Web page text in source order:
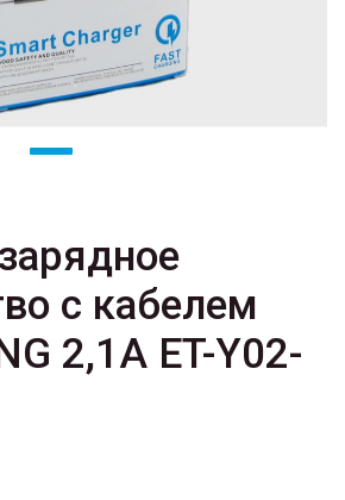
с кабелем
2,1A ET-Y02-